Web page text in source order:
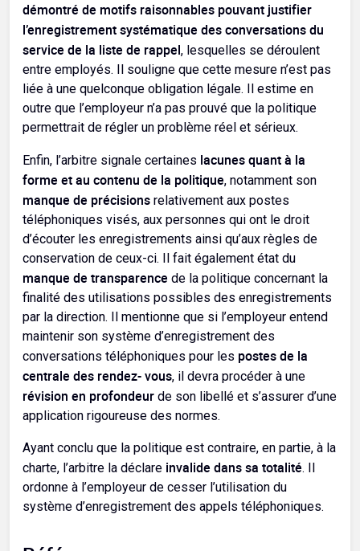
démontré de motifs raisonnables pouvant justifier
l’enregistrement systématique des conversations du
service de la liste de rappel, lesquelles se déroulent
entre employés. Il souligne que cette mesure n’est pas
liée à une quelconque obligation légale. Il estime en
outre que l’employeur n’a pas prouvé que la politique
permettrait de régler un problème réel et sérieux.
Enfin, l’arbitre signale certaines lacunes quant à la
forme et au contenu de la politique, notamment son
manque de précisions relativement aux postes
téléphoniques visés, aux personnes qui ont le droit
d’écouter les enregistrements ainsi qu’aux règles de
conservation de ceux-ci. Il fait également état du
manque de transparence de la politique concernant la
finalité des utilisations possibles des enregistrements
par la direction. Il mentionne que si l’employeur entend
maintenir son système d’enregistrement des
conversations téléphoniques pour les postes de la
centrale des rendez- vous, il devra procéder à une
révision en profondeur de son libellé et s’assurer d’une
application rigoureuse des normes.
Ayant conclu que la politique est contraire, en partie, à la
charte, l’arbitre la déclare invalide dans sa totalité. Il
ordonne à l’employeur de cesser l’utilisation du
système d’enregistrement des appels téléphoniques.